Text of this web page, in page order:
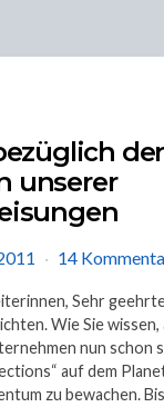
der
unserer
14
Sehr
Wie Sie
nun schon
auf dem
zu bewachen.